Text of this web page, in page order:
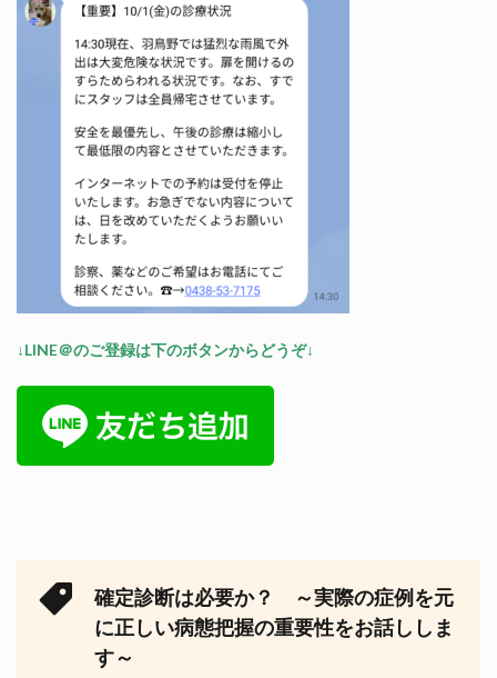
↓LINE＠のご登録は下のボタンからどうぞ↓
確定診断は必要か？ ～実際の症例を元
に正しい病態把握の重要性をお話ししま
す～